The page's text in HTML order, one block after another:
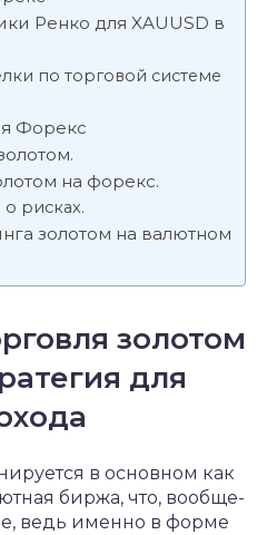
Ренко для XAUUSD в
по торговой системе
Форекс
на форекс.
рисках.
золотом на валютном
золотом
для
в основном как
биржа, что, вообще-
ведь именно в форме